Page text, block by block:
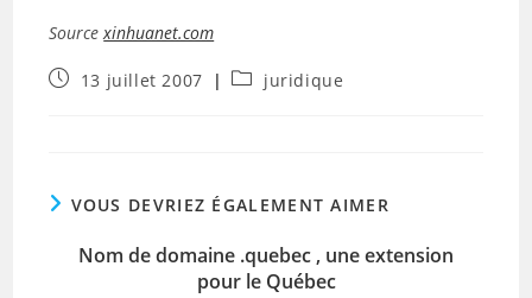
Sourcexinhuanet.com
Publication
13 juillet 2007
Postjuridique
VOUS DEVRIEZ ÉGALEMENT AIMER
Nom de domaine .quebec , une extension
pour le Québec